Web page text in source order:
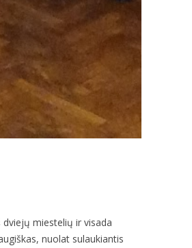
dviejų miestelių ir visada
nuolat sulaukiantis